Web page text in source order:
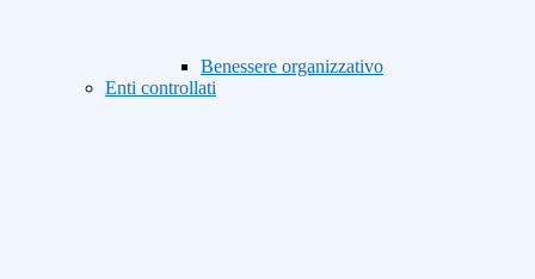
Benessere organizzativo
Enti controllati